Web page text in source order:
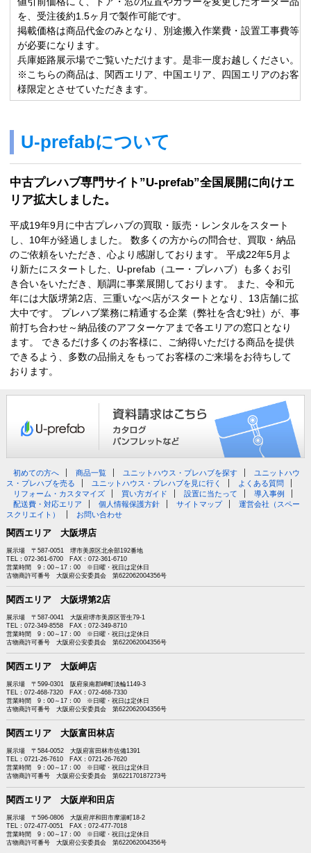
を、受注後約1.5ヶ月で製作可能です。
掲載価格は商品代金のみとなり、別途搬入作業費・設置工事費等
が必要になります。
兵庫姫路展示場でご覧いただけます。是非一度お越しください。
※こちらの商品は、関西エリア、中国エリア、四国エリアのお客
様限定とさせていただきます。
U-prefabについて
中古プレハブ専門サイト”U-prefab”全国展開に向けエ
リア拡大しました。
平成19年9月に中古プレハブの買取・販売・レンタルをスタート
し、10年が経過しました。 数多くの方からの問合せ、買取・納品
のご依頼をいただき、心より感謝しております。 平成22年5月よ
り新たにスタートした、U-prefab（ユー・プレハブ）も多くお引
き合いをいただき、順調に事業展開しております。 また、令和元
年には大阪堺第2店、三重いなべ店がスタートとなり、13店舗に拡
大中です。 プレハブ業務に精通する企業（弊社を含む9社）が、事
前打ち合わせ～納品後のアフターケアまで各エリアの窓口となり
ます。 できるだけ多くのお客様に、ご納得いただける商品を提供
できるよう、多数の品揃えをもってお客様のご来場をお待ちして
おります。
初めての方へ 商品一覧 ユニットハウス・プレハブを探す
ユニットハウ
ス・プレハブを売る
ユニットハウス・プレハブを見に行く
よくある質問
リフォーム・カスタマイズ
買い方ガイド 設置に当たって
導入事例
配送費・対応エリア
個人情報保護方針 サイトマップ
運営会社（スペー
スクリエイト）
お問い合わせ
関西エリア 大阪堺店
展示場 〒587-0051 堺市美原区北余部192番地
TEL：072-361-6700 FAX：072-361-6710
営業時間 9：00～17：00 ※日曜・祝日は定休日
古物商許可番号 大阪府公安委員会 第622062004356号
関西エリア 大阪堺第2店
展示場 〒587-0041 大阪府堺市美原区菅生79-1
TEL：072-349-8558 FAX：072-349-8710
営業時間 9：00～17：00 ※日曜・祝日は定休日
古物商許可番号 大阪府公安委員会 第622062004356号
関西エリア 大阪岬店
展示場 〒599-0301 阪府泉南郡岬町淡輪1149-3
TEL：072-468-7320 FAX：072-468-7330
営業時間 9：00～17：00 ※日曜・祝日は定休日
古物商許可番号 大阪府公安委員会 第622062004356号
関西エリア 大阪富田林店
展示場 〒584-0052 大阪府富田林市佐備1391
TEL：0721-26-7610 FAX：0721-26-7620
営業時間 9：00～17：00 ※日曜・祝日は定休日
古物商許可番号 大阪府公安委員会 第622170187273号
関西エリア 大阪岸和田店
展示場 〒596-0806 大阪府岸和田市摩湯町18-2
TEL：072-477-0051 FAX：072-477-7018
営業時間 9：00～17：00 ※日曜・祝日は定休日
古物商許可番号 大阪府公安委員会 第622062004356号